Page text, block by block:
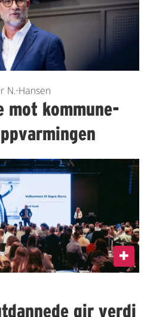
N.-Hansen
mot kommune-
gir verdi